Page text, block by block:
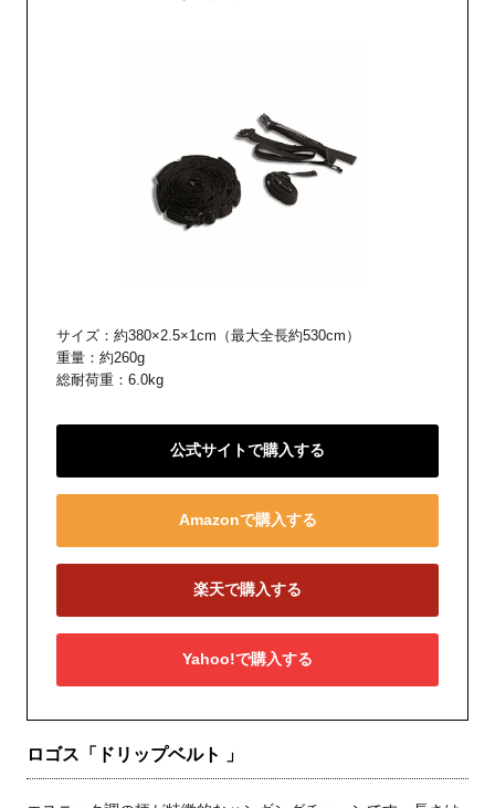
サイズ：約380×2.5×1cm（最大全長約530cm）
重量：約260g
総耐荷重：6.0kg
公式サイトで購入する
Amazonで購入する
楽天で購入する
Yahoo!で購入する
ロゴス「ドリップベルト 」